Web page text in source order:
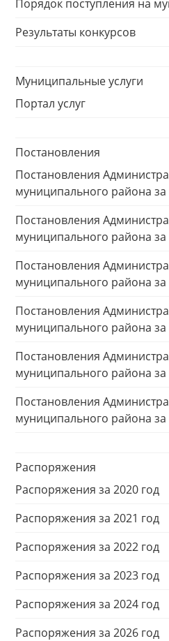
Порядок поступления на
Результаты конкурсов
Муниципальные услуги
Портал услуг
Постановления
Постановления
муниципального района за
Постановления
муниципального района за
Постановления
муниципального района за
Постановления
муниципального района за
Постановления
муниципального района за
Постановления
муниципального района за
Распоряжения
Распоряжения за 2020 год
Распоряжения за 2021 год
Распоряжения за 2022 год
Распоряжения за 2023 год
Распоряжения за 2024 год
Распоряжения за 2026 год